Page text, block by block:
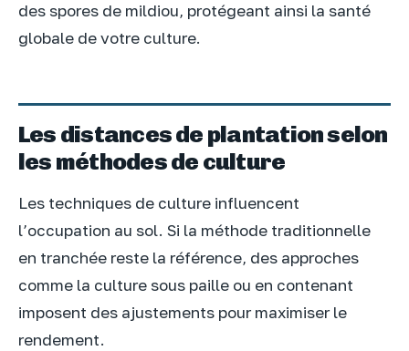
des spores de mildiou, protégeant ainsi la santé
globale de votre culture.
Les distances de plantation selon
les méthodes de culture
Les techniques de culture influencent
l’occupation au sol. Si la méthode traditionnelle
en tranchée reste la référence, des approches
comme la culture sous paille ou en contenant
imposent des ajustements pour maximiser le
rendement.